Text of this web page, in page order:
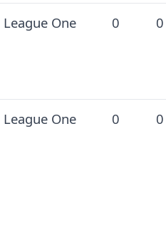
League One 0 0
League One 0 0